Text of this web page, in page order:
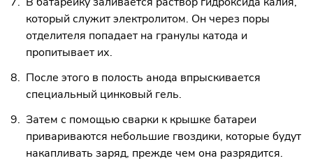
который служит электролитом. Он через поры
отделителя попадает на гранулы катода и
пропитывает их.
После этого в полость анода впрыскивается
специальный цинковый гель.
Затем с помощью сварки к крышке батареи
привариваются небольшие гвоздики, которые будут
накапливать заряд, прежде чем она разрядится.